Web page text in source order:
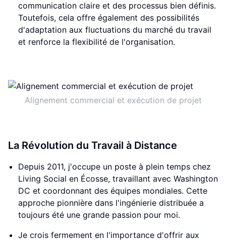
communication claire et des processus bien définis.
Toutefois, cela offre également des possibilités
d'adaptation aux fluctuations du marché du travail
et renforce la flexibilité de l'organisation.
Alignement commercial et exécution de projet
La Révolution du Travail à Distance
Depuis 2011, j'occupe un poste à plein temps chez
Living Social en Écosse, travaillant avec Washington
DC et coordonnant des équipes mondiales. Cette
approche pionnière dans l'ingénierie distribuée a
toujours été une grande passion pour moi.
Je crois fermement en l'importance d'offrir aux